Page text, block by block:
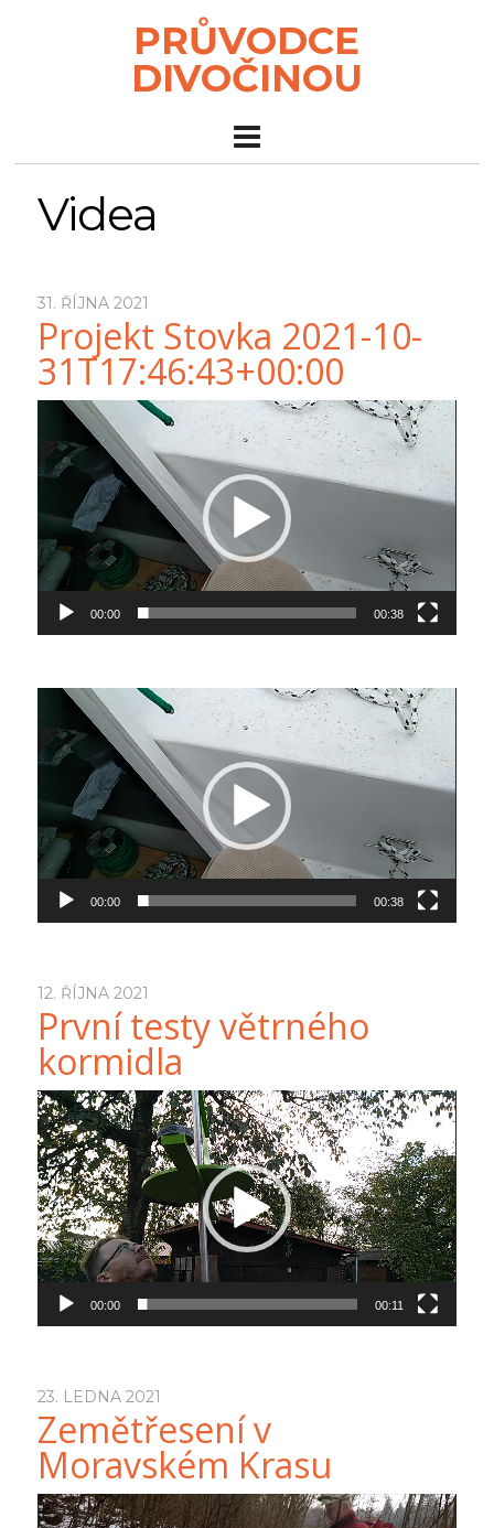
PRŮVODCE
DIVOČINOU
Videa
31. ŘÍJNA 2021
Projekt Stovka 2021-10-
31T17:46:43+00:00
Video
přehrávač
00:00 00:38
Video
přehrávač
00:00 00:38
12. ŘÍJNA 2021
První testy větrného
kormidla
Video
přehrávač
00:00 00:11
23. LEDNA 2021
Zemětřesení v
Moravském Krasu
Video